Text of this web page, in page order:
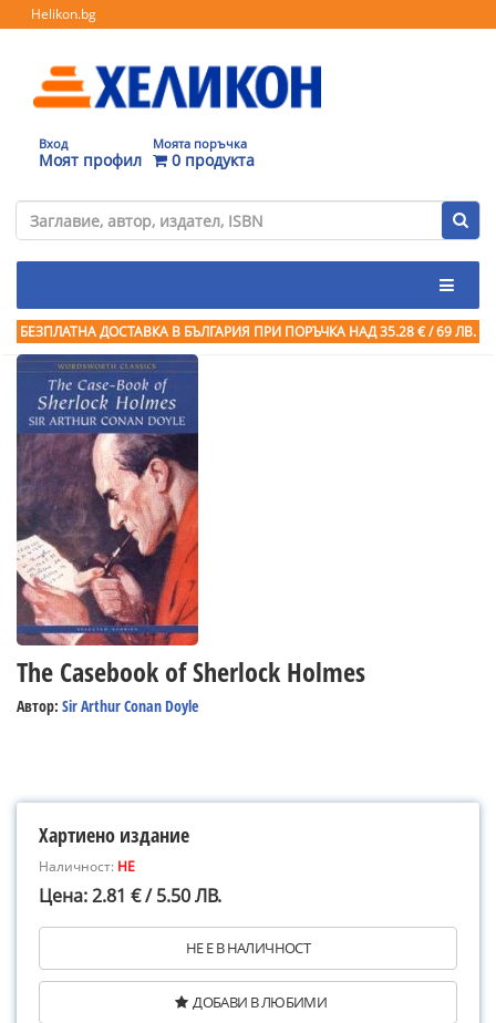
Helikon.bg
Вход
Моят профил
Моята поръчка
0 продукта
БЕЗПЛАТНА ДОСТАВКА В БЪЛГАРИЯ ПРИ ПОРЪЧКА НАД 35.28 € / 69 ЛВ.
The Casebook of Sherlock Holmes
Автор: Sir Arthur Conan Doyle
Хартиено издание
Наличност: НЕ
Цена: 2.81 € / 5.50 ЛВ.
НЕ Е В НАЛИЧНОСТ
ДОБАВИ В ЛЮБИМИ